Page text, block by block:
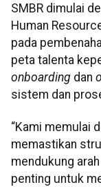
SMBR dimulai
Human
pada
peta talenta
onboarding dan
sistem dan
“Kami memulai
memastikan
mendukung
penting untuk